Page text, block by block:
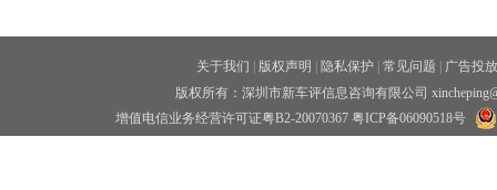
关于我们 版权声明 隐私保护 常见问题
广告投放
版权所有：深圳市新车评信息咨询有限公司
增值电信业务经营许可证粤B2-20070367 粤ICP备06090518号